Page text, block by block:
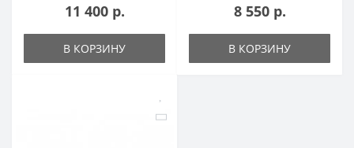
11 400 р.
В КОРЗИНУ
8 550 р.
В КОРЗИНУ